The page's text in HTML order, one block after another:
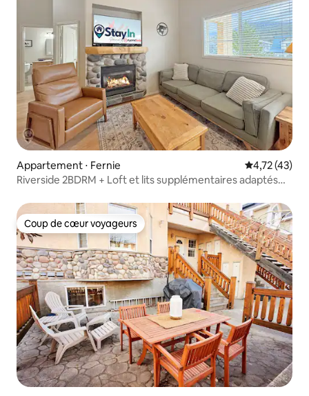
Appartement ⋅ Fernie Évaluation
4,72 (43)
Riverside 2BDRM + Loft et lits supplémentaires adaptés
Coup de cœur voyageurs
Coup de cœur voyageurs